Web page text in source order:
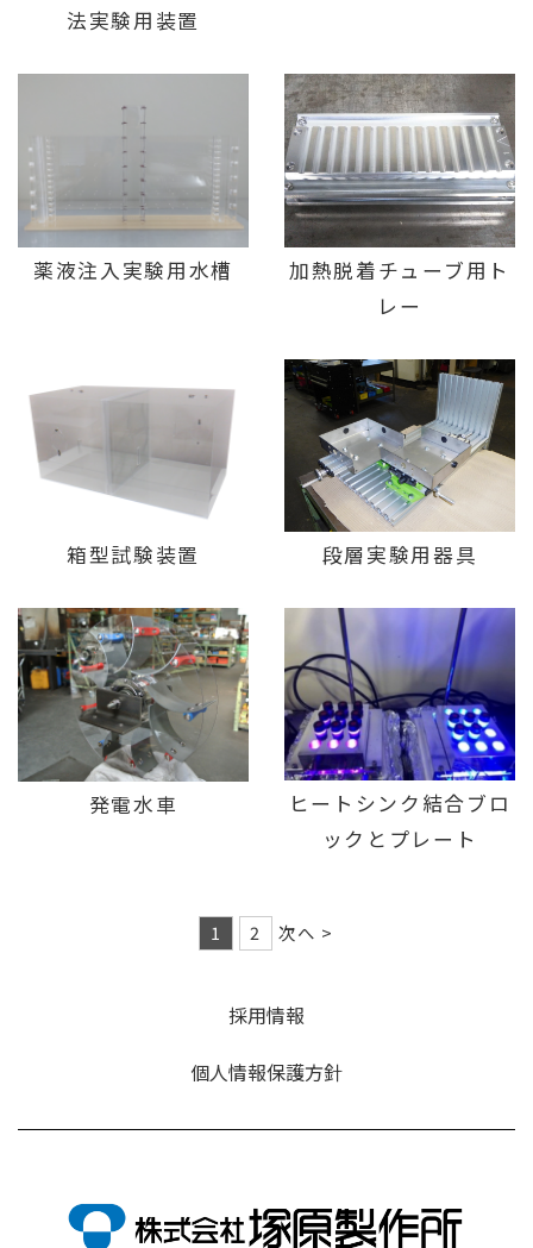
法実験用装置
薬液注入実験用水槽
加熱脱着チューブ用ト
レー
箱型試験装置 段層実験用器具
発電水車
ヒートシンク結合ブロ
ックとプレート
1 2 次へ >
採用情報
個人情報保護方針